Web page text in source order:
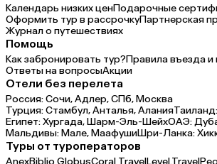
Календарь низких ценПодарочные
Оформить тур в рассрочкуПартнерская
Журнал о путешествиях
Помощь
Как забронировать тур?Правила въезда и
Ответы на вопросыАкции
Отели без перелета
Россия:Сочи,Адлер,СПб,Москва
Турция:Стамбул,Анталья,АланияТаиланд:
Египет:Хургада,Шарм-Эль-ШейхОАЭ:
Мальдивы:Мале,МаафушиШри-Ланка:
Туры от туроператоров
AnexBiblio GlobusCoral TravelLevel.Travel